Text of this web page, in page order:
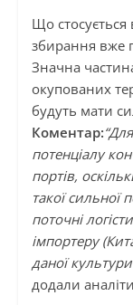
Що
збирання вже
Значна
окупованих
будуть мати
Коментар:
потенціалу
портів,
такої сильної
поточні
імпортеру
даної
додали